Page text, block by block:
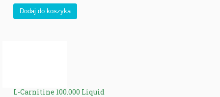
L-Carnitine 100.000 Liquid